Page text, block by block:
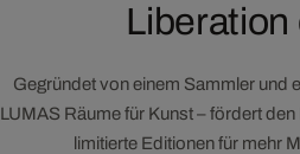
Liberation
Gegründet von einem Sammler und
LUMAS Räume für Kunst – fördert
limitierte Editionen für mehr